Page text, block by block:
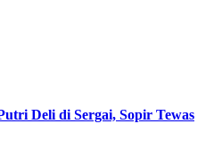
Deli di Sergai, Sopir Tewas